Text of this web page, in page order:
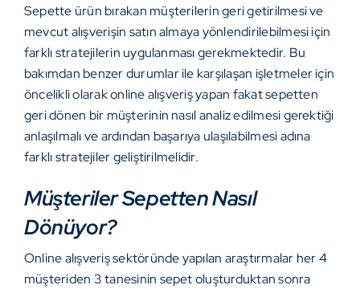
Sepette ürün bırakan müşterilerin geri getirilmesi ve
mevcut alışverişin satın almaya yönlendirilebilmesi için
farklı stratejilerin uygulanması gerekmektedir. Bu
bakımdan benzer durumlar ile karşılaşan işletmeler için
öncelikli olarak online alışveriş yapan fakat sepetten
geri dönen bir müşterinin nasıl analiz edilmesi gerektiği
anlaşılmalı ve ardından başarıya ulaşılabilmesi adına
farklı stratejiler geliştirilmelidir.
Müşteriler Sepetten Nasıl
Dönüyor?
Online alışveriş sektöründe yapılan araştırmalar her 4
müşteriden 3 tanesinin sepet oluşturduktan sonra